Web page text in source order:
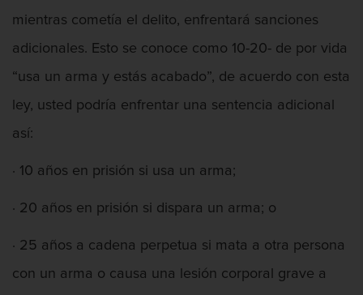
mientras cometía el delito, enfrentará sanciones
adicionales. Esto se conoce como 10-20- de por vida
“usa un arma y estás acabado”, de acuerdo con esta
ley, usted podría enfrentar una sentencia adicional
así:
· 10 años en prisión si usa un arma;
· 20 años en prisión si dispara un arma; o
· 25 años a cadena perpetua si mata a otra persona
con un arma o causa una lesión corporal grave a